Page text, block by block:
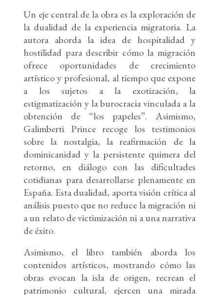
Un eje central de la obra es la exploración de
la dualidad de la experiencia migratoria. La
autora aborda la idea de hospitalidad y
hostilidad para describir cómo la migración
ofrece oportunidades de crecimiento
artístico y profesional, al tiempo que expone
a los sujetos a la exotización, la
estigmatización y la burocracia vinculada a la
obtención de “los papeles”. Asimismo,
Galimberti Prince recoge los testimonios
sobre la nostalgia, la reafirmación de la
dominicanidad y la persistente quimera del
retorno, en diálogo con las dificultades
cotidianas para desarrollarse plenamente en
España. Esta dualidad, aporta visión crítica al
análisis puesto que no reduce la migración ni
a un relato de victimización ni a una narrativa
de éxito.
Asimismo, el libro también aborda los
contenidos artísticos, mostrando cómo las
obras evocan la isla de origen, recrean el
patrimonio cultural, ejercen una mirada